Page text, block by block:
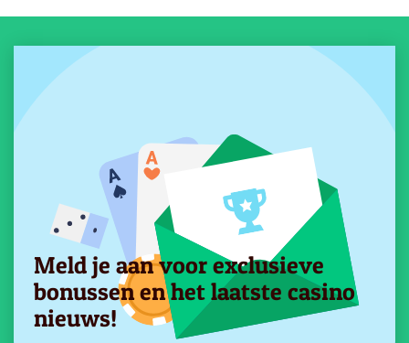
Meld je aan voor exclusieve
bonussen en het laatste casino
nieuws!